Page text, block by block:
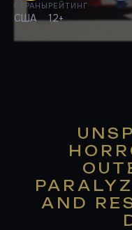
СТРАНЫ
США
РЕЙТИНГ
12+
AND